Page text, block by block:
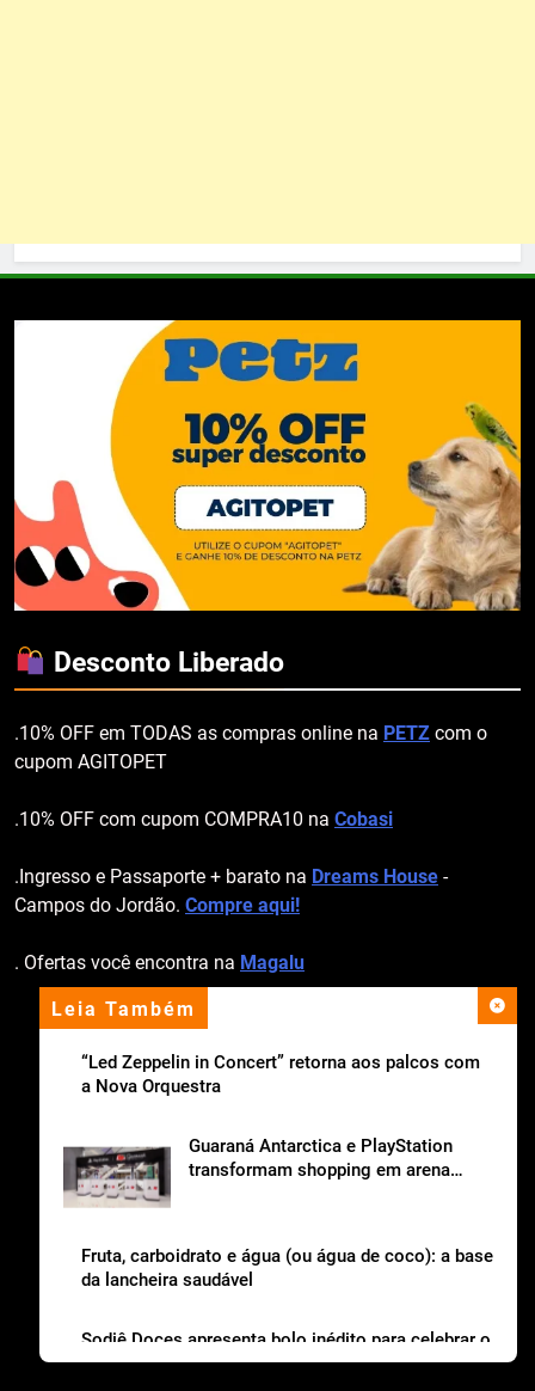
Leia Também
“Led Zeppelin in Concert” retorna aos palcos com
a Nova Orquestra
Guaraná Antarctica e PlayStation
transformam shopping em arena
Fruta, carboidrato e água (ou água de coco): a base
da lancheira saudável
Sodiê Doces apresenta bolo inédito para celebrar o
Dia dos Pais
Desconto Liberado
.10% OFF em TODAS as compras online na PETZ com o
cupom AGITOPET
.10% OFF com cupom COMPRA10 na Cobasi
.Ingresso e Passaporte + barato na Dreams House -
Campos do Jordão. Compre aqui!
. Ofertas você encontra na Magalu
apoio institucional